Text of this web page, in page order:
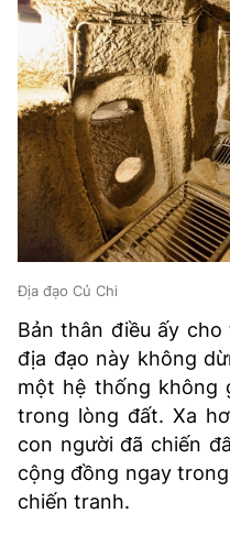
Địa đạo Củ Chi
Bản thân điều ấy
địa đạo này không
một hệ thống không
trong lòng đất. Xa
con người đã chiến
cộng đồng ngay
chiến tranh.